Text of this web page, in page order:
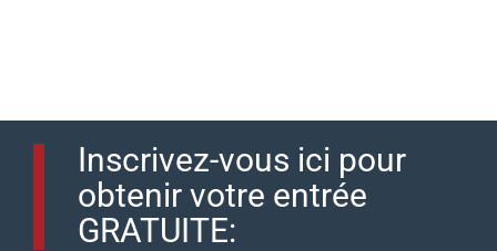
Inscrivez-vous ici pour
obtenir votre entrée
GRATUITE: